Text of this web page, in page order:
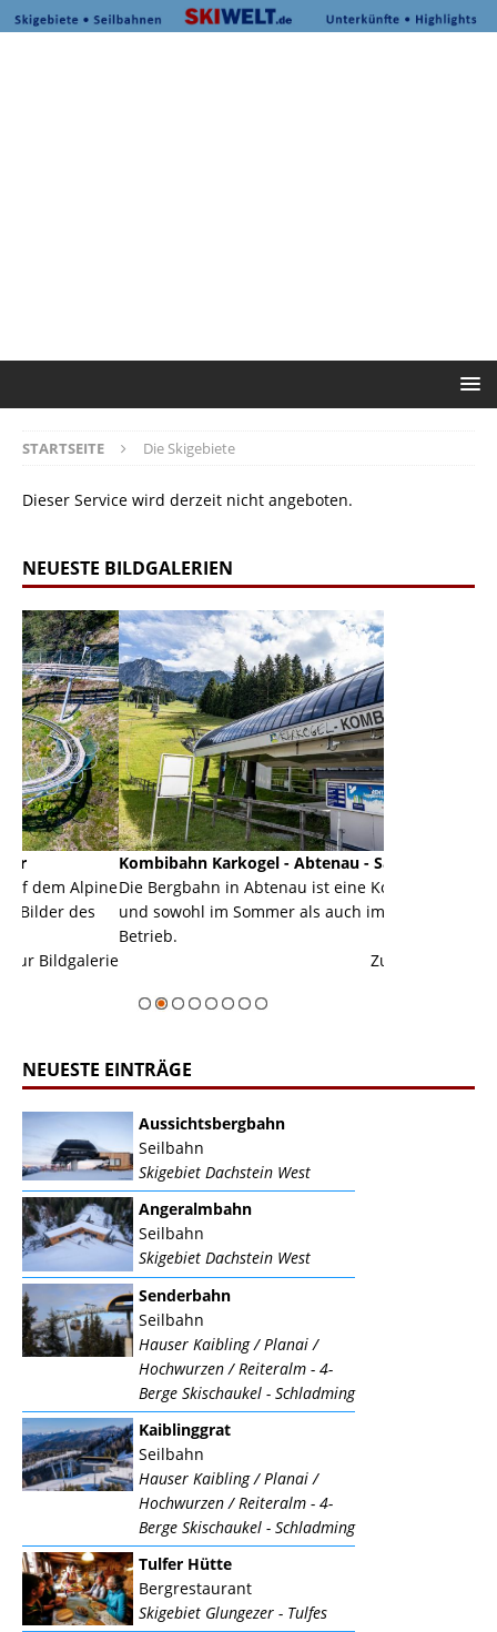
STARTSEITE Die Skigebiete
Dieser Service wird derzeit nicht angeboten.
NEUESTE BILDGALERIEN
Kombibahn Karkogel - Abtenau - Salzburg
Die Bergbahn in Abtenau ist eine Kombibahn
und sowohl im Sommer als auch im Winter in
Zur Bildgalerie
NEUESTE EINTRÄGE
Aussichtsbergbahn
Seilbahn
Skigebiet Dachstein West
Angeralmbahn
Seilbahn
Skigebiet Dachstein West
Senderbahn
Seilbahn
Hauser Kaibling / Planai /
Hochwurzen / Reiteralm - 4-
Berge Skischaukel - Schladming
Kaiblinggrat
Seilbahn
Hauser Kaibling / Planai /
Hochwurzen / Reiteralm - 4-
Berge Skischaukel - Schladming
Tulfer Hütte
Bergrestaurant
Skigebiet Glungezer - Tulfes